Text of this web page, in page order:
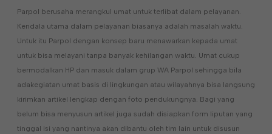
Parpol berusaha merangkul umat untuk terlibat dalam pelayanan.
Kendala utama dalam pelayanan biasanya adalah masalah waktu.
Untuk itu Parpol dengan konsep baru menawarkan kepada umat
untuk bisa melayani tanpa banyak kehilangan waktu. Umat cukup
bermodalkan HP dan masuk dalam grup WA Parpol sehingga bila
adakegiatan umat basis di lingkungan atau wilayahnya bisa langsung
kirimkan artikel lengkap dengan foto pendukungnya. Bagi yang
belum bisa menyusun artikel juga sudah disiapkan form liputan yang
tinggal isi yang nantinya akan dibantu oleh tim lain untuk disusun